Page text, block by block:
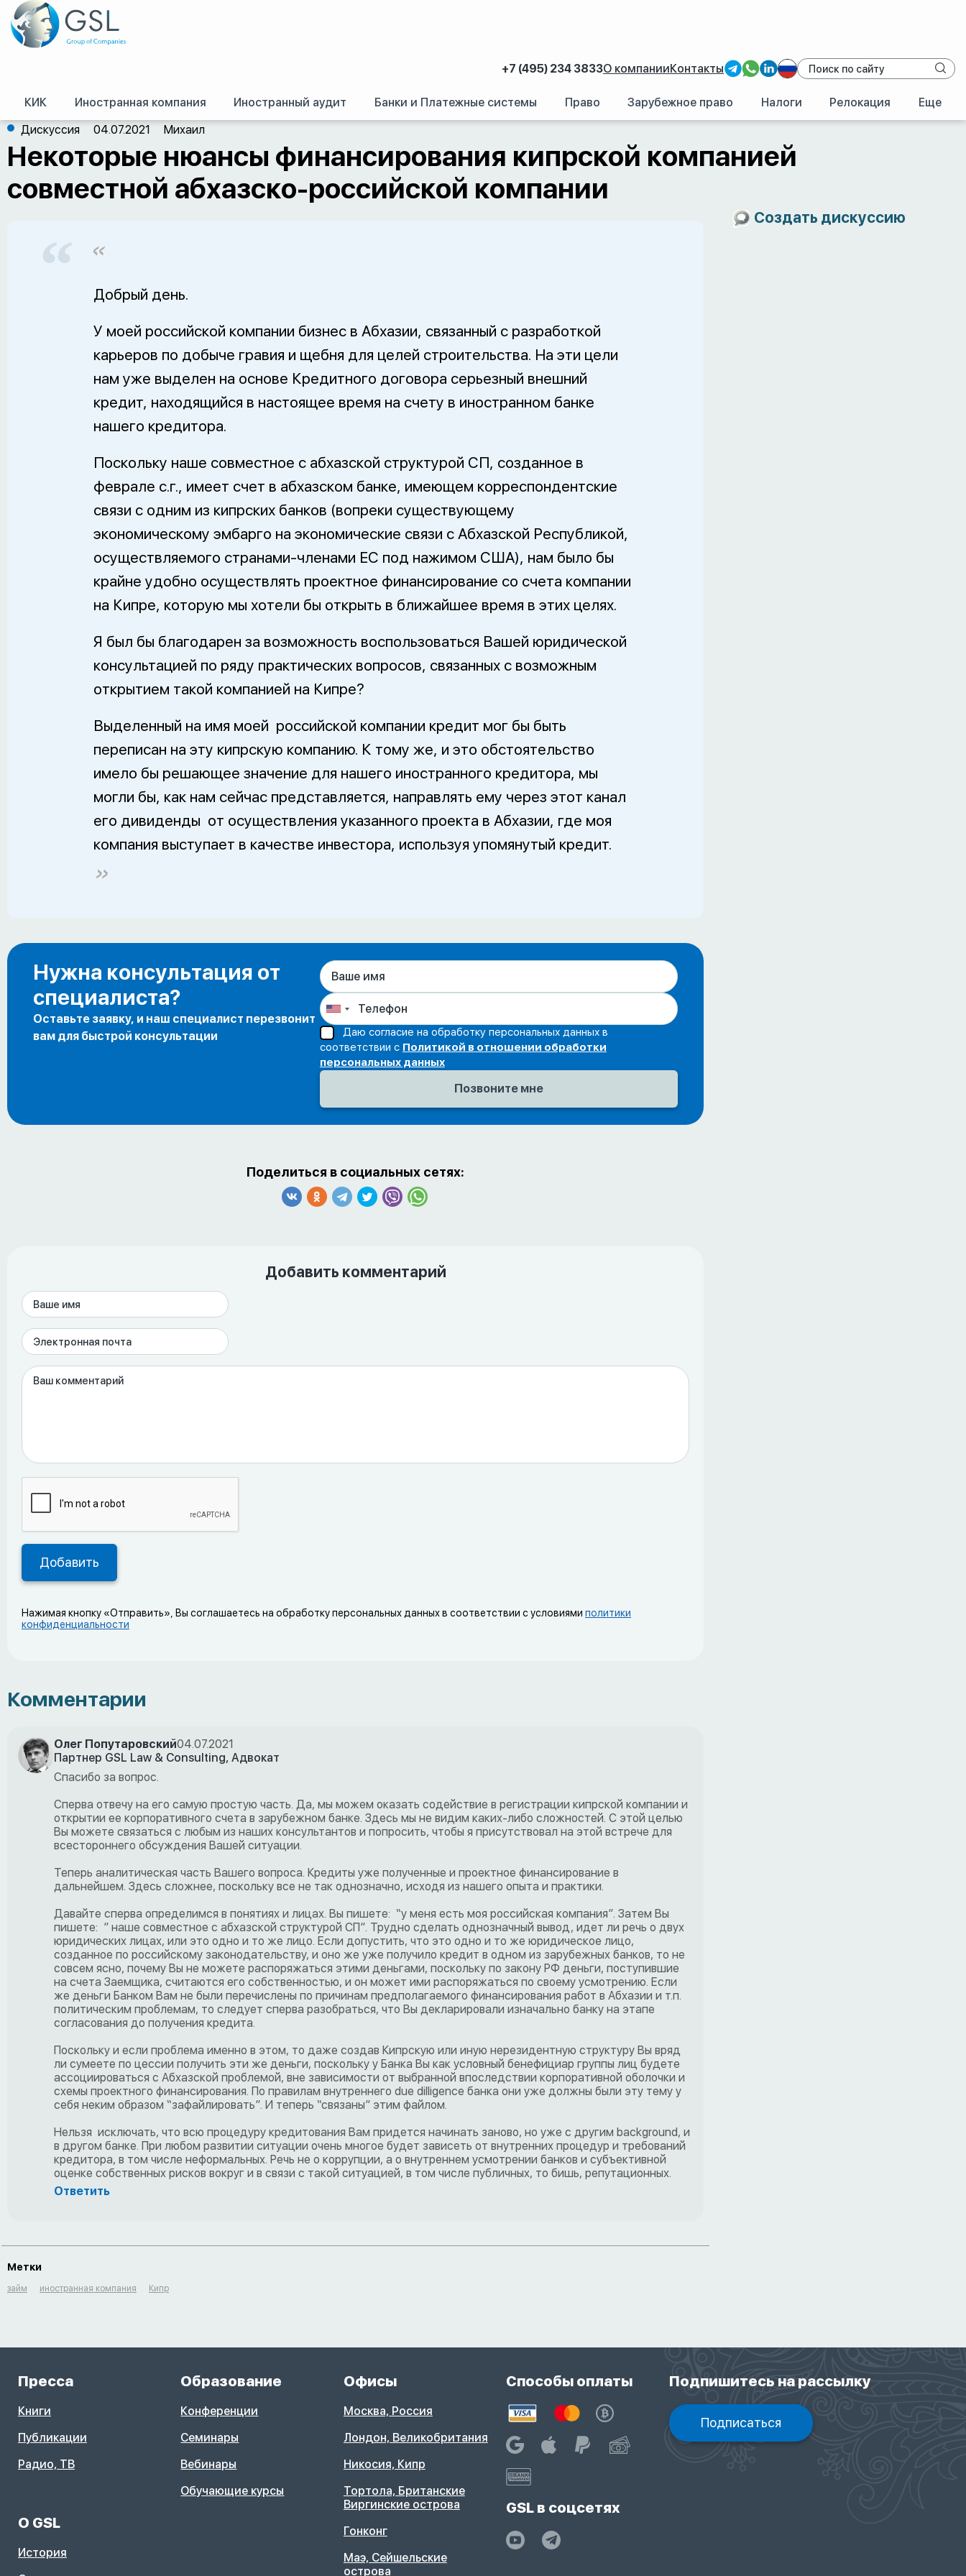
+7 (495) 234 3833О компанииКонтакты
КИК Иностранная компания Иностранный аудит Банки и Платежные системы Право Зарубежное право Налоги Релокация Еще
GSL/Оффшор – форум /Разное/ Некоторые нюансы финансирования кипрской компанией совместной абхазско-российской компании
Дискуссия 04.07.2021 Михаил
Некоторые нюансы финансирования кипрской компанией
совместной абхазско-российской компании
Добрый день.
У моей российской компании бизнес в Абхазии, связанный с разработкой
карьеров по добыче гравия и щебня для целей строительства. На эти цели
нам уже выделен на основе Кредитного договора серьезный внешний
кредит, находящийся в настоящее время на счету в иностранном банке
нашего кредитора.
Поскольку наше совместное с абхазской структурой СП, созданное в
феврале с.г., имеет счет в абхазском банке, имеющем корреспондентские
связи с одним из кипрских банков (вопреки существующему
экономическому эмбарго на экономические связи с Абхазской Республикой,
осуществляемого странами-членами ЕС под нажимом США), нам было бы
крайне удобно осуществлять проектное финансирование со счета компании
на Кипре, которую мы хотели бы открыть в ближайшее время в этих целях.
Я был бы благодарен за возможность воспользоваться Вашей юридической
консультацией по ряду практических вопросов, связанных с возможным
открытием такой компанией на Кипре?
Выделенный на имя моей российской компании кредит мог бы быть
переписан на эту кипрскую компанию. К тому же, и это обстоятельство
имело бы решающее значение для нашего иностранного кредитора, мы
могли бы, как нам сейчас представляется, направлять ему через этот канал
его дивиденды от осуществления указанного проекта в Абхазии, где моя
компания выступает в качестве инвестора, используя упомянутый кредит.
Нужна консультация от
специалиста?
Оставьте заявку, и наш специалист перезвонит
вам для быстрой консультации
Даю согласие на обработку персональных данных в
соответствии с Политикой в отношении обработки
персональных данных
Поделиться в социальных сетях:
Добавить комментарий
Нажимая кнопку «Отправить», Вы соглашаетесь на обработку персональных данных в соответствии с условиями политики
конфиденциальности
Комментарии
Олег Попутаровский04.07.2021
Партнер GSL Law & Consulting, Адвокат
Спасибо за вопрос.
Сперва отвечу на его самую простую часть. Да, мы можем оказать содействие в регистрации кипрской компании и
открытии ее корпоративного счета в зарубежном банке. Здесь мы не видим каких-либо сложностей. С этой целью
Вы можете связаться с любым из наших консультантов и попросить, чтобы я присутствовал на этой встрече для
всестороннего обсуждения Вашей ситуации.
Теперь аналитическая часть Вашего вопроса. Кредиты уже полученные и проектное финансирование в
дальнейшем. Здесь сложнее, поскольку все не так однозначно, исходя из нашего опыта и практики.
Давайте сперва определимся в понятиях и лицах. Вы пишете: “у меня есть моя российская компания”. Затем Вы
пишете: ” наше совместное с абхазской структурой СП”. Трудно сделать однозначный вывод, идет ли речь о двух
юридических лицах, или это одно и то же лицо. Если допустить, что это одно и то же юридическое лицо,
созданное по российскому законодательству, и оно же уже получило кредит в одном из зарубежных банков, то не
совсем ясно, почему Вы не можете распоряжаться этими деньгами, поскольку по закону РФ деньги, поступившие
на счета Заемщика, считаются его собственностью, и он может ими распоряжаться по своему усмотрению. Если
же деньги Банком Вам не были перечислены по причинам предполагаемого финансирования работ в Абхазии и т.п.
политическим проблемам, то следует сперва разобраться, что Вы декларировали изначально банку на этапе
согласования до получения кредита.
Поскольку и если проблема именно в этом, то даже создав Кипрскую или иную нерезидентную структуру Вы вряд
ли сумеете по цессии получить эти же деньги, поскольку у Банка Вы как условный бенефициар группы лиц будете
ассоциироваться с Абхазской проблемой, вне зависимости от выбранной впоследствии корпоративной оболочки и
схемы проектного финансирования. По правилам внутреннего due dilligence банка они уже должны были эту тему у
себя неким образом “зафайлировать”. И теперь “связаны” этим файлом.
Нельзя исключать, что всю процедуру кредитования Вам придется начинать заново, но уже с другим background, и
в другом банке. При любом развитии ситуации очень многое будет зависеть от внутренних процедур и требований
кредитора, в том числе неформальных. Речь не о коррупции, а о внутреннем усмотрении банков и субъективной
оценке собственных рисков вокруг и в связи с такой ситуацией, в том числе публичных, то бишь, репутационных.
Ответить
Метки
займ иностранная компания Кипр
Создать дискуссию
О GSL
История
Пресса
Книги
Публикации
Радио, ТВ
Образование
Конференции
Семинары
Вебинары
Обучающие курсы
Офисы
Москва, Россия
Лондон, Великобритания
Никосия, Кипр
Тортола, Британские
Виргинские острова
Гонконг
Маэ, Сейшельские
острова
Способы оплаты
GSL в соцсетях
Подпишитесь на рассылку
Подписаться